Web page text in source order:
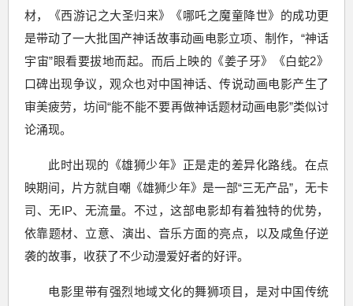
材，《西游记之大圣归来》《哪吒之魔童降世》的成功更
是带动了一大批国产神话故事动画电影立项、制作，“神话
宇宙”眼看要拔地而起。而后上映的《姜子牙》《白蛇2》
口碑出现争议，观众也对中国神话、传说动画电影产生了
审美疲劳，坊间“能不能不要再做神话题材动画电影”类似讨
论涌现。
此时出现的《雄狮少年》正是走的差异化路线。在点
映期间，片方就自嘲《雄狮少年》是一部“三无产品”，无卡
司、无IP、无流量。不过，这部电影却有着独特的优势，
依靠题材、立意、演出、音乐方面的亮点，以及咸鱼仔逆
袭的故事，收获了不少动漫爱好者的好评。
电影里带有强烈地域文化的舞狮项目，是对中国传统